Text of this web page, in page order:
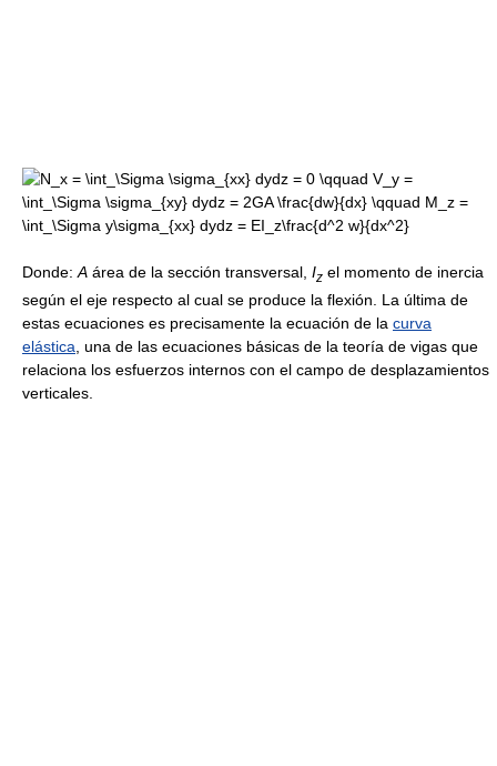
Donde: A área de la sección transversal, Iz el momento de inercia
según el eje respecto al cual se produce la flexión. La última de
estas ecuaciones es precisamente la ecuación de la curva
elástica , una de las ecuaciones básicas de la teoría de vigas que
relaciona los esfuerzos internos con el campo de desplazamientos
verticales.